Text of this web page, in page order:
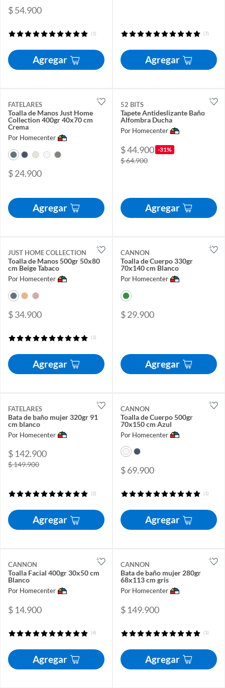
$ 54.900
(1)
Agregar
(7)
Agregar
FATELARES
Toalla de Manos Just Home
Collection 400gr 40x70 cm
Crema
Por Homecenter
$ 24.900
Agregar
52 BITS
Tapete Antideslizante Baño
Alfombra Ducha
Por Homecenter
$ 44.900 -31%
$ 64.900
Agregar
JUST HOME COLLECTION
Toalla de Manos 500gr 50x80
cm Beige Tabaco
Por Homecenter
$ 34.900
(1)
Agregar
CANNON
Toalla de Cuerpo 330gr
70x140 cm Blanco
Por Homecenter
$ 29.900
Agregar
FATELARES
Bata de baño mujer 320gr 91
cm blanco
Por Homecenter
$ 142.900
$ 149.900
(2)
Agregar
CANNON
Toalla de Cuerpo 500gr
70x150 cm Azul
Por Homecenter
$ 69.900
(1)
Agregar
CANNON
Toalla Facial 400gr 30x50 cm
Blanco
Por Homecenter
$ 14.900
(4)
Agregar
CANNON
Bata de baño mujer 280gr
68x113 cm gris
Por Homecenter
$ 149.900
(1)
Agregar